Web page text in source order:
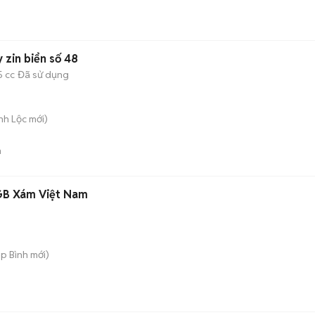
zin biển số 48
cc Đã sử dụng
Lộc mới)
Xám Việt Nam
Bình mới)